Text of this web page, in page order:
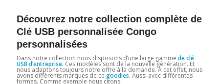
Découvrez notre collection complète de
Clé USB personnalisée Congo
personnalisées
Dans notre collection nous disposons d’une large gamme de clé
USB d’entreprise. Ces modèles sont de la nouvelle génération. Et
nous adaptons toujours notre offre à la demande. A cet effet, nous
avons différents marques de ce goodies. Aussi avec différentes
formes. Comme exemple nous citons: